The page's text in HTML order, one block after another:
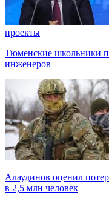
проекты
Тюменские школьники
инженеров
Алаудинов оценил
в 2,5 млн человек